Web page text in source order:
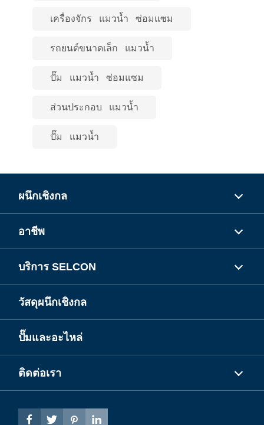
เครื่องจักร แมวน้ำ ซ่อมแซม
รถยนต์ขนาดเล็ก แมวน้ำ
ปั๊ม แมวน้ำ ซ่อมแซม
ส่วนประกอบ แมวน้ำ
ปั๊ม แมวน้ำ
ผนึกเชิงกล
อาชีพ
บริการ SELCON
วัสดุผนึกเชิงกล
ปั๊มและอะไหล่
ติดต่อเรา
   